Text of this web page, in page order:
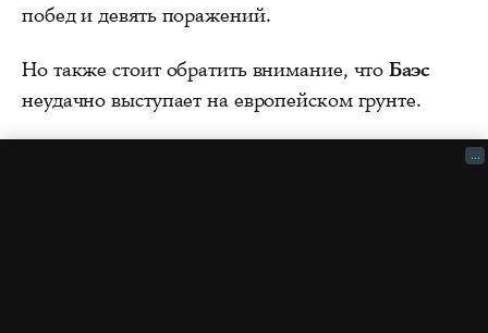
побед и девять поражений.
Но также стоит обратить внимание, чтоБаэс
неудачно выступает на европейском грунте.
...